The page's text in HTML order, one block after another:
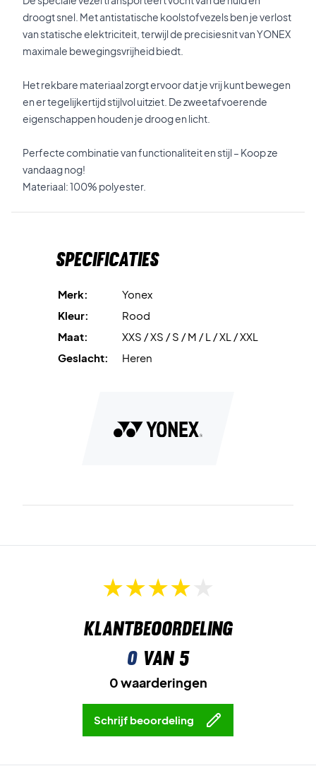
droogt snel. Met antistatische koolstofvezels ben je verlost
van statische elektriciteit, terwijl de precisiesnit van YONEX
maximale bewegingsvrijheid biedt.
Het rekbare materiaal zorgt ervoor dat je vrij kunt bewegen
en er tegelijkertijd stijlvol uitziet. De zweetafvoerende
eigenschappen houden je droog en licht.
Perfecte combinatie van functionaliteit en stijl – Koop ze
vandaag nog!
Materiaal: 100% polyester.
Specificaties
Merk:
Yonex
Kleur:
Rood
Maat:
XXS / XS / S / M / L / XL / XXL
Geslacht:
Heren
Klantbeoordeling
0van 5
0 waarderingen
Schrijf beoordeling